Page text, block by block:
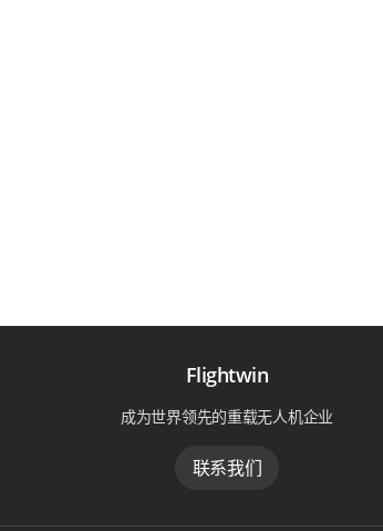
Flightwin
成为世界领先的重载无人机企业
联系我们